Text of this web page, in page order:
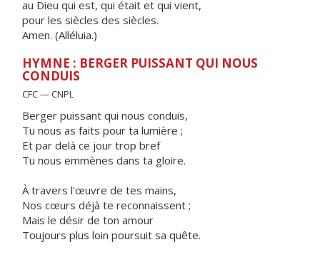
au Dieu qui est, qui était et qui vient,
pour les siècles des siècles.
Amen. (Alléluia.)
HYMNE : BERGER PUISSANT QUI NOUS
CONDUIS
CFC — CNPL
Berger puissant qui nous conduis,
Tu nous as faits pour ta lumière ;
Et par delà ce jour trop bref
Tu nous emmènes dans ta gloire.
À travers l'œuvre de tes mains,
Nos cœurs déjà te reconnaissent ;
Mais le désir de ton amour
Toujours plus loin poursuit sa quête.